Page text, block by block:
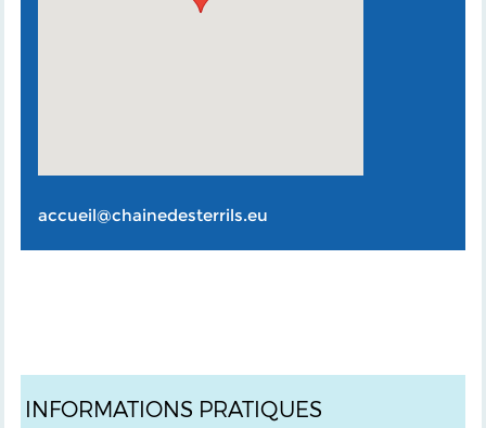
accueil@chainedesterrils.eu
INFORMATIONS PRATIQUES